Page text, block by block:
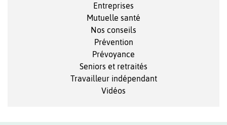
Entreprises
Mutuelle santé
Nos conseils
Prévention
Prévoyance
Seniors et retraités
Travailleur indépendant
Vidéos